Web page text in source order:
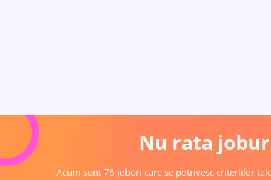
Nu rata
Acum sunt 76 joburi care se potrivesc criteriilor